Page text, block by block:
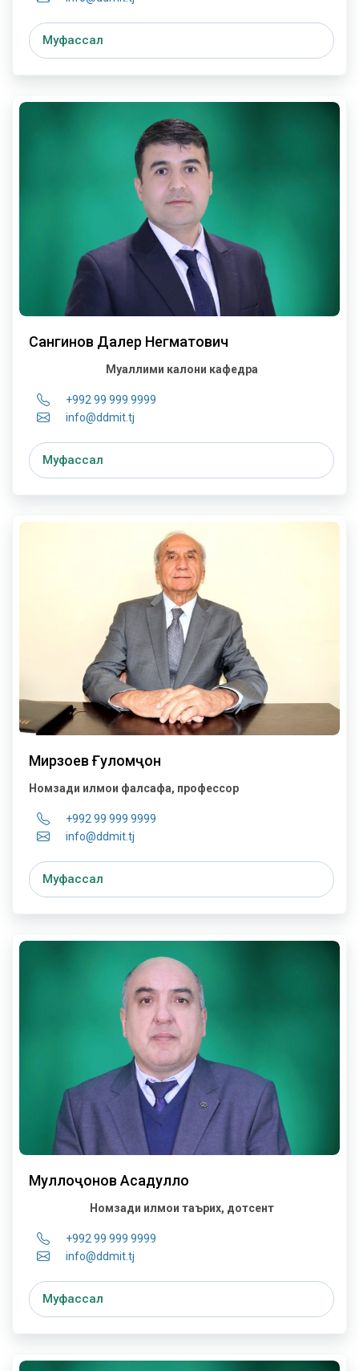
Муфассал
Сангинов Далер Негматович
Муаллими калони кафедра
+992 99 999 9999
info@ddmit.tj
Муфассал
Мирзоев Ғуломҷон
Номзади илмҳои фалсафа, профессор
+992 99 999 9999
info@ddmit.tj
Муфассал
Муллоҷонов Асадулло
Номзади илмҳои таърих, дотсент
+992 99 999 9999
info@ddmit.tj
Муфассал